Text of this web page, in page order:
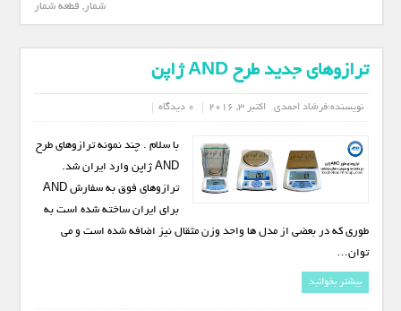
ترازوهای جدید طرح AND ژاپن
نویسنده:فرشاد احمدی اکتبر 3, 2016 0 دیدگاه
با سلام . چند نمونه ترازوهای طرح
AND ژاپن وارد ایران شد.
ترازوهای فوق به سفارش AND
برای ایران ساخته شده است به
طوری که در بعضی از مدل ها واحد وزن مثقال نیز اضافه شده است و می
توان…
بیشتر بخوانید
شمار , قطعه شمار